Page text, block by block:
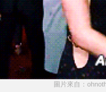
圖片來自：